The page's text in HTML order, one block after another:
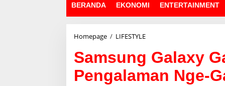
BERANDA EKONOMI ENTERTAINMENT
Homepage / LIFESTYLE
u
n
Samsung Galaxy
Pengalaman Nge-